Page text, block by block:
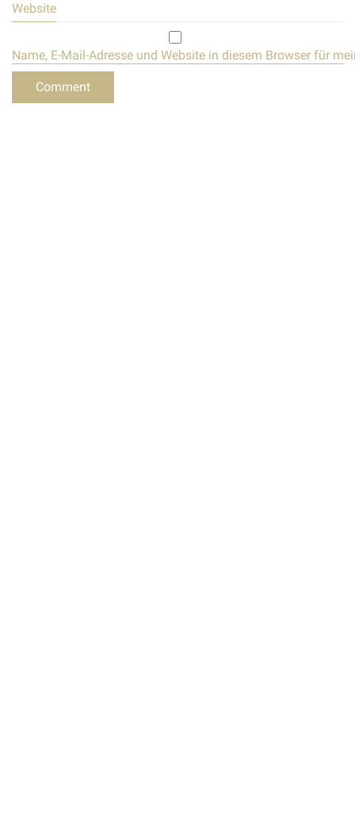
Website
Name, E-Mail-Adresse und Website in diesem Browser für